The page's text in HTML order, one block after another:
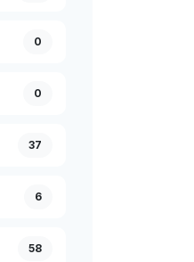
0
0
37
6
58